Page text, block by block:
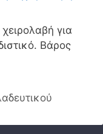
για
Βάρος